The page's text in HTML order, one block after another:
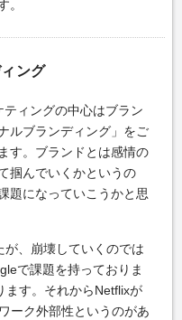
。
ング
ィングの中心はブラン
ルブランディング」をご
す。ブランドとは感情の
掴んでいくかというの
題になっていこうかと思
、崩壊していくのでは
で課題を持っておりま
ます。それからNetflixが
ーク外部性というのがあ